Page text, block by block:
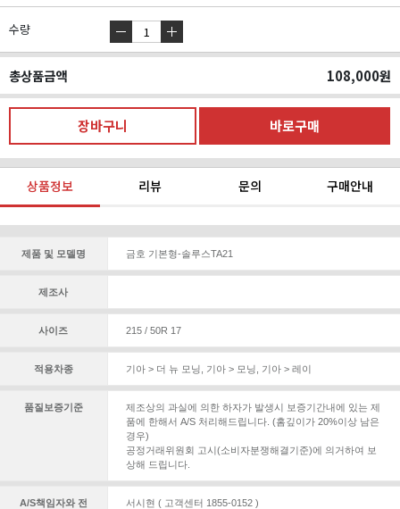
수량
총상품금액 108,000원
상품정보 리뷰 문의 구매안내
제품 및 모델명 금호 기본형-솔루스TA21
제조사
사이즈 215 / 50R 17
적용차종 기아 > 더 뉴 모닝 기아 > 모닝 기아 > 레이
품질보증기준
제조상의 과실에 의한 하자가 발생시 보증기간내에 있는 제
품에 한해서 A/S 처리해드립니다. (홈깊이가 20%이상 남은
경우)
공정거래위원회 고시(소비자분쟁해결기준)에 의거하여 보
상해 드립니다.
A/S책임자와 전
서시현 ( 고객센터 1855-0152 )